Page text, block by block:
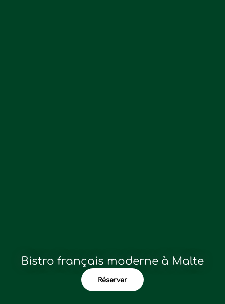
Bistro français moderne à Malte
Réserver